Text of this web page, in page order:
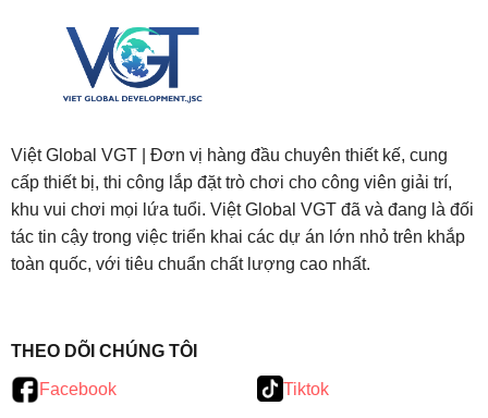
Việt Global VGT | Đơn vị hàng đầu chuyên thiết kế, cung
cấp thiết bị, thi công lắp đặt trò chơi cho công viên giải trí,
khu vui chơi mọi lứa tuổi. Việt Global VGT đã và đang là đối
tác tin cậy trong việc triển khai các dự án lớn nhỏ trên khắp
toàn quốc, với tiêu chuẩn chất lượng cao nhất.
THEO DÕI CHÚNG TÔI
Facebook Tiktok